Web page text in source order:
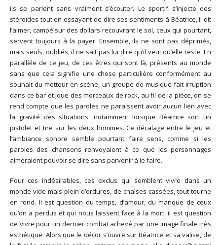
ils se parlent sans vraiment s’écouter. Le sportif s’injecte des
stéroïdes tout en essayant de dire ses sentiments à Béatrice, il dit
l’aimer, campé sur des dollars recouvrant le sol, ceux qui pourtant,
servent toujours à la payer. Ensemble, ils ne sont pas déprimés,
mais seuls, oubliés, il ne sait pas lui dire qu’il veut qu’elle reste. En
parallèle de ce jeu, de ces êtres qui sont là, présents au monde
sans que cela signifie une chose particulière conformément au
souhait du metteur en scène, un groupe de musique fait irruption
dans ce bar et joue des morceaux de rock, au fil de la pièce, on se
rend compte que les paroles ne paraissent avoir aucun lien avec
la gravité des situations, notamment lorsque Béatrice sort un
pistolet et tire sur les deux hommes. Ce décalage entre le jeu et
l’ambiance sonore semble pourtant faire sens, comme si les
paroles des chansons renvoyaient à ce que les personnages
aimeraient pouvoir se dire sans parvenir à le faire.
Pour ces indésirables, ces exclus qui semblent vivre dans un
monde vide mais plein d’ordures, de chaises cassées, tout tourne
en rond. Il est question du temps, d’amour, du manque de ceux
qu’on a perdus et qui nous laissent face à la mort, il est question
de vivre pour un dernier combat achevé par une image finale très
esthétique. Alors que le décor s’ouvre sur Béatrice et sa valise, de